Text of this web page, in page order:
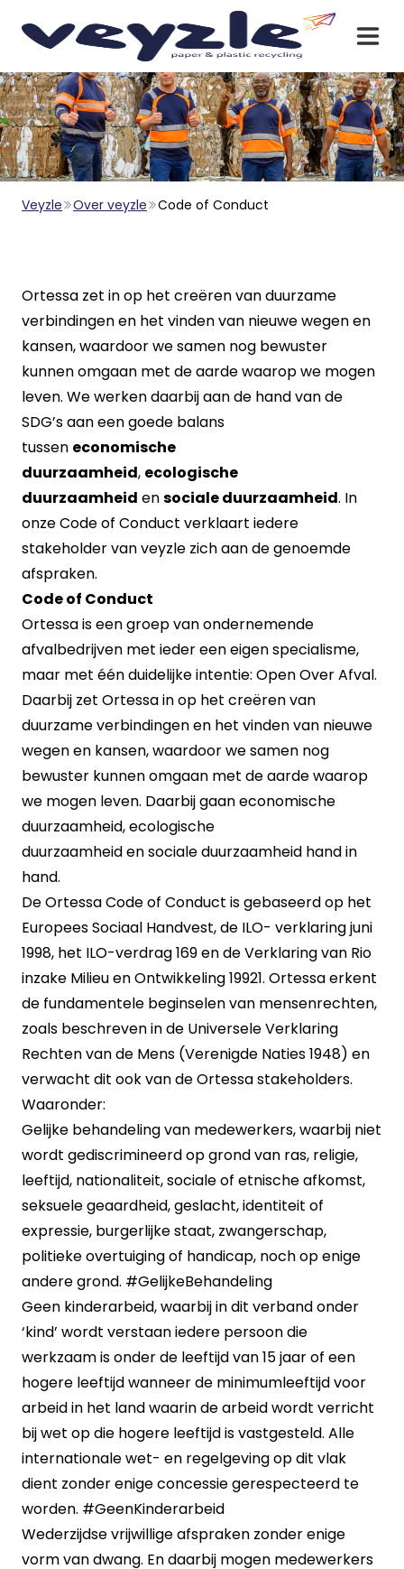
Veyzle Over veyzle Code of Conduct
Ortessa zet inop het creëren van duurzame
verbindingen en het vinden van nieuwe wegen en
kansen, waardoor we samen nog bewuster
kunnen omgaan met de aarde waarop we mogen
leven. We werken daarbij aan de hand van de
SDG’s aan een goede balans
tussen economische
duurzaamheid, ecologische
duurzaamheid ensociale duurzaamheid. In
onze Code of Conduct verklaart iedere
stakeholder van veyzle zich aan de genoemde
afspraken.
Code of Conduct
Ortessa is een groep van ondernemende
afvalbedrijven met ieder een eigen specialisme,
maar met één duidelijke intentie: Open Over Afval.
Daarbij zet Ortessa in op het creëren van
duurzame verbindingen en het vinden van nieuwe
wegen en kansen, waardoor we samen nog
bewuster kunnen omgaan met de aarde waarop
we mogen leven. Daarbij gaaneconomische
duurzaamheid,ecologische
duurzaamheidensociale duurzaamheid hand in
hand.
De Ortessa Code of Conduct is gebaseerd op het
Europees Sociaal Handvest, de ILO- verklaring juni
1998, het ILO-verdrag 169 en de Verklaring van Rio
inzake Milieu en Ontwikkeling 19921. Ortessa erkent
de fundamentele beginselen van mensenrechten,
zoals beschreven in de Universele Verklaring
Rechten van de Mens (Verenigde Naties 1948) en
verwacht dit ook van de Ortessa stakeholders.
Waaronder:
Gelijke behandeling van medewerkers, waarbij niet
wordt gediscrimineerd op grond van ras, religie,
leeftijd, nationaliteit, sociale of etnische afkomst,
seksuele geaardheid, geslacht, identiteit of
expressie, burgerlijke staat, zwangerschap,
politieke overtuiging of handicap, noch op enige
andere grond. #GelijkeBehandeling
Geen kinderarbeid, waarbij in dit verband onder
‘kind’ wordt verstaan iedere persoon die
werkzaam is onder de leeftijd van 15 jaar of een
hogere leeftijd wanneer de minimumleeftijd voor
arbeid in het land waarin de arbeid wordt verricht
bij wet op die hogere leeftijd is vastgesteld. Alle
internationale wet- en regelgeving op dit vlak
dient zonder enige concessie gerespecteerd te
worden. #GeenKinderarbeid
Wederzijdse vrijwillige afspraken zonder enige
vorm van dwang. En daarbij mogen medewerkers